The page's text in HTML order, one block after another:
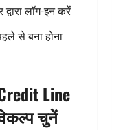
द्वारा लॉग-इन करें
से बना होना
Line
चुनें